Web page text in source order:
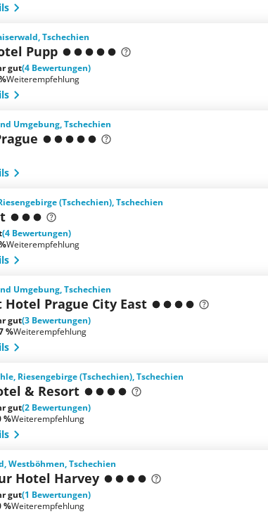
Tschechien
Pupp
gut(4 Bewertungen)
Weiterempfehlung
Umgebung, Tschechien
(Tschechien), Tschechien
(4 Bewertungen)
Weiterempfehlung
Umgebung, Tschechien
Hotel Prague City East
gut(3 Bewertungen)
%Weiterempfehlung
Riesengebirge (Tschechien), Tschechien
& Resort
gut(2 Bewertungen)
%Weiterempfehlung
Westböhmen, Tschechien
Hotel Harvey
gut(1 Bewertungen)
%Weiterempfehlung